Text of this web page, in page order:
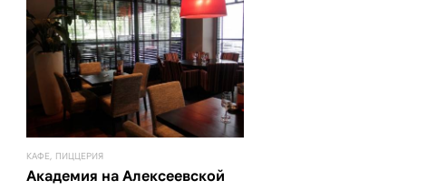
КАФЕ, ПИЦЦЕРИЯ
Академия на Алексеевской